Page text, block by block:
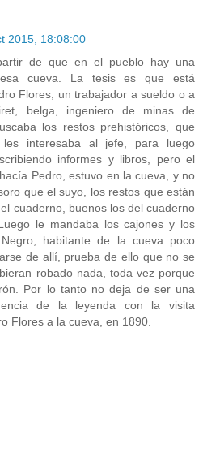
2015, 18:08:00
de que en el pueblo hay una
cueva. La tesis es que está
Flores, un trabajador a sueldo o a
belga, ingeniero de minas de
los restos prehistóricos, que
interesaba al jefe, para luego
informes y libros, pero el
Pedro, estuvo en la cueva, y no
que el suyo, los restos que están
cuaderno, buenos los del cuaderno
le mandaba los cajones y los
habitante de la cueva poco
de allí, prueba de ello que no se
robado nada, toda vez porque
Por lo tanto no deja de ser una
de la leyenda con la visita
Flores a la cueva, en 1890.